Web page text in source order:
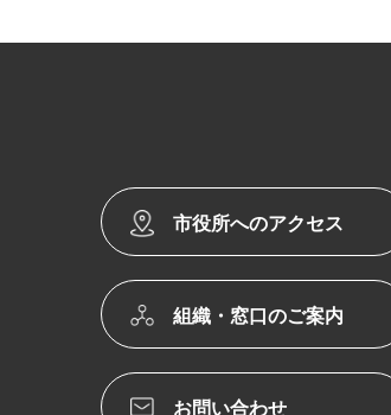
市役所へのアクセス
組織・窓口のご案内
お問い合わせ